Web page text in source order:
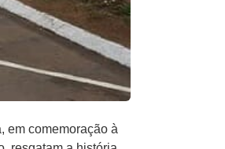
em comemoração à